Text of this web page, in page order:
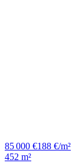
85 000 €188 €/m²
452 m²